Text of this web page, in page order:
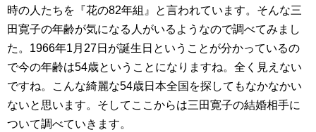
時の人たちを『花の82年組』と言われています。そんな三
田寛子の年齢が気になる人がいるようなので調べてみまし
た。1966年1月27日が誕生日ということが分かっているの
で今の年齢は54歳ということになりますね。全く見えない
ですね。こんな綺麗な54歳日本全国を探してもなかなかい
ないと思います。そしてここからは三田寛子の結婚相手に
ついて調べていきます。